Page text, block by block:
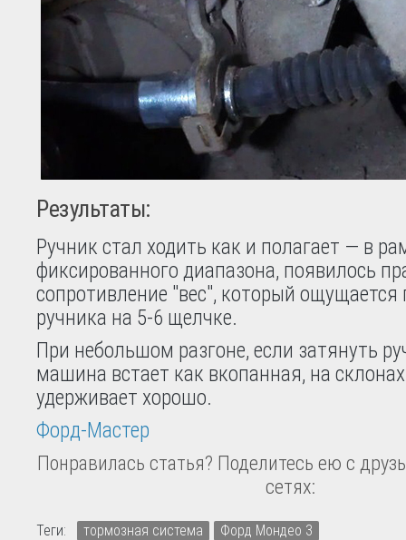
Результаты:
Ручник стал ходить как и полагает — в
фиксированного диапазона, появилось
сопротивление "вес", который ощущается
ручника на 5-6 щелчке.
При небольшом разгоне, если затянуть
машина встает как вкопанная, на
удерживает хорошо.
Форд-Мастер
Понравилась статья? Поделитесь ею с
сетях:
Теги: тормозная система Форд Мондео 3